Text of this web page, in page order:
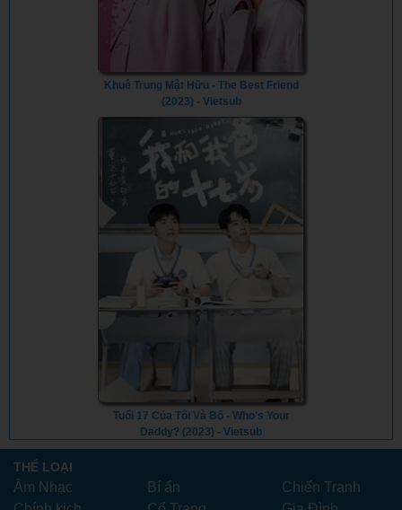
Khuê Trung Mật Hữu - The Best Friend
(2023) - Vietsub
Tuổi 17 Của Tôi Và Bố - Who's Your
Daddy? (2023) - Vietsub
THỂ LOẠI
Âm Nhạc Bí ẩn
Chiến Tranh